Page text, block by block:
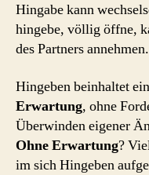
Hingabe kann
hingebe, völlig öffne,
des Partners annehmen.
Hingeben beinhaltet ein
Erwartung, ohne
Überwinden eigener
Ohne Erwartung?
im sich Hingeben